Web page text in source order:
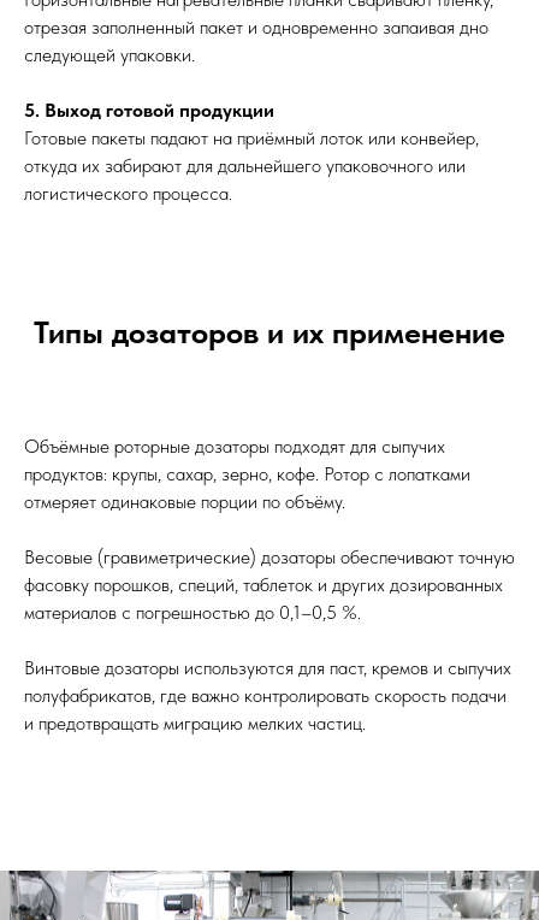
отрезая заполненный пакет и одновременно запаивая дно
следующей упаковки.
5. Выход готовой продукции
Готовые пакеты падают на приёмный лоток или конвейер,
откуда их забирают для дальнейшего упаковочного или
логистического процесса.
Типы дозаторов и их применение
Объёмные роторные дозаторы подходят для сыпучих
продуктов: крупы, сахар, зерно, кофе. Ротор с лопатками
отмеряет одинаковые порции по объёму.
Весовые (гравиметрические) дозаторы обеспечивают точную
фасовку порошков, специй, таблеток и других дозированных
материалов с погрешностью до 0,1–0,5 %.
Винтовые дозаторы используются для паст, кремов и сыпучих
полуфабрикатов, где важно контролировать скорость подачи
и предотвращать миграцию мелких частиц.